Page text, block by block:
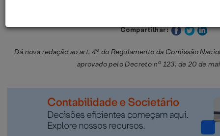
Compartilhar:
Dá nova redação ao art. 4º do Regulamento da Comissão
aprovado pelo Decreto nº 123, de 20 de